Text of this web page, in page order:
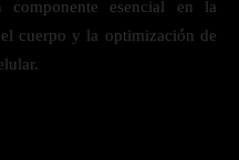
esencial en la
cuerpo y la optimización de